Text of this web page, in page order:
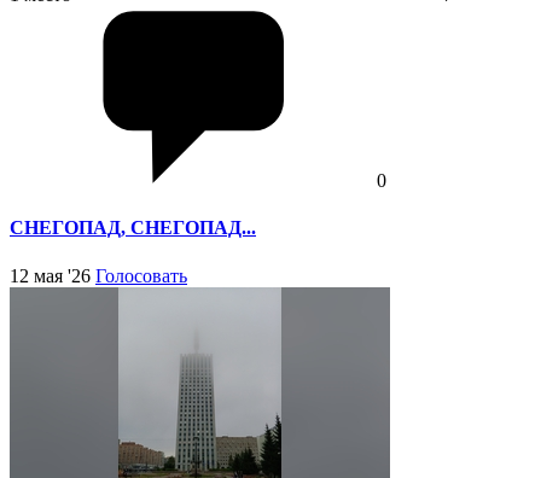
0
СНЕГОПАД, СНЕГОПАД...
12 мая '26 Голосовать